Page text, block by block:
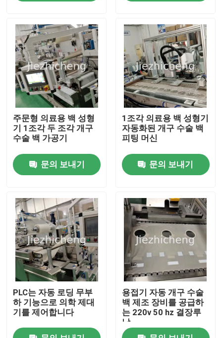
집
제품
비디오
우리 에 관한 것
공장 투어
품질 관리
저희와 연락
인용 을 요청 하십시오
의료 기기 패키징 머신
의학 장비 성형기
주문형 의료용 백 성형
기 1조각 두 조각 개구
수술 백 가공기
문의 보내기
1조각 의료용 백 성형기
자동화된 개구 수술 백
피팅 머신
문의 보내기
PLC는 자동 로딩 무부
하 기능으로 의학 제대
기를 제어합니다
용접기 자동 개구 수술
백 제조 장비를 공급하
는 220v 50 hz 결장루
낭